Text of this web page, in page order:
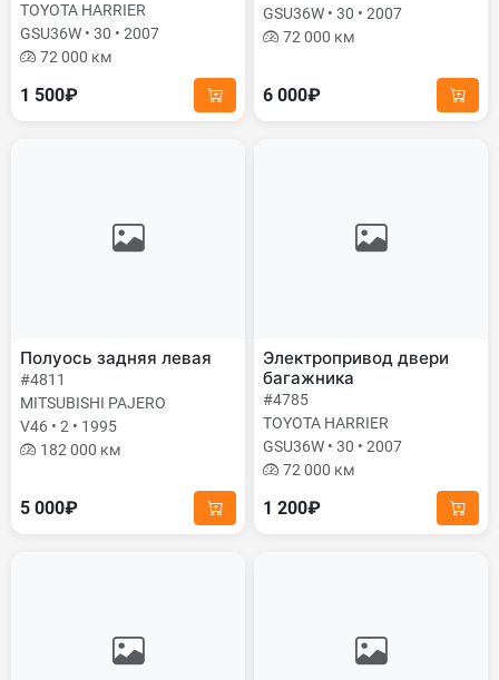
TOYOTA HARRIER
GSU36W • 30 • 2007
72 000 км
1 500₽
GSU36W • 30 • 2007
72 000 км
6 000₽
Полуось задняя левая
#4811
MITSUBISHI PAJERO
V46 • 2 • 1995
182 000 км
5 000₽
Электропривод двери
багажника
#4785
TOYOTA HARRIER
GSU36W • 30 • 2007
72 000 км
1 200₽